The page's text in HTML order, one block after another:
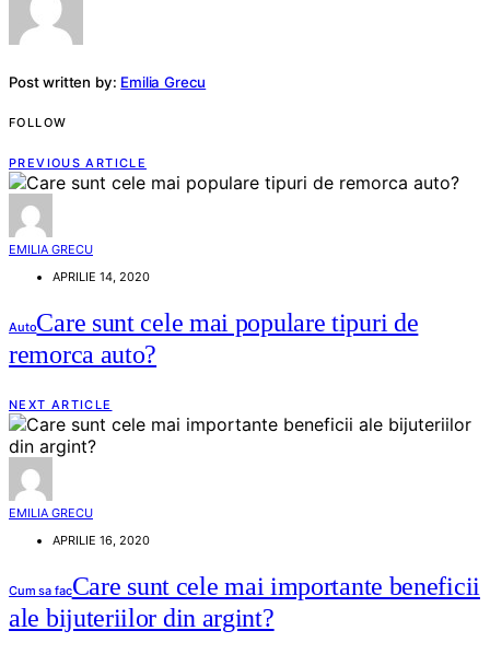
Post written by: Emilia Grecu
FOLLOW
PREVIOUS ARTICLE
EMILIA GRECU
APRILIE 14, 2020
AutoCare sunt cele mai populare tipuri de
remorca auto?
NEXT ARTICLE
EMILIA GRECU
APRILIE 16, 2020
Cum sa facCare sunt cele mai importante beneficii
ale bijuteriilor din argint?